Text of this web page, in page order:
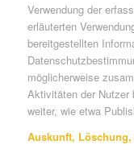
Verwendung der
erläuterten
bereitgestellten
möglicherweise
Aktivitäten der Nutzer
weiter, wie etwa
Auskunft,